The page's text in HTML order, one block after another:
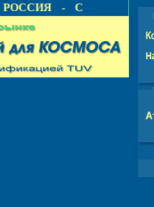
РОССИЯ - СНГ -